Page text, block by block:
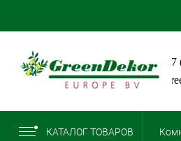
КАТАЛОГ ТОВАРОВ